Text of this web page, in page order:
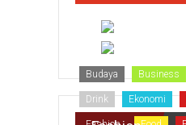
Budaya Business
Drink Ekonomi